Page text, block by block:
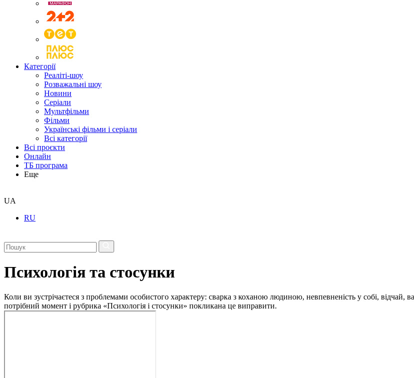
Категорії
Реаліті-шоу
Розважальні шоу
Новини
Серіали
Мультфільми
Фільми
Українські фільми і серіали
Всі категорії
Всі проєкти
Онлайн
ТБ програма
Еще
UA
RU
Психологія та стосунки
Коли ви зустрічаєтеся з проблемами особистого характеру: сварка з коханою людиною, невпевненість у собі,
потрібний момент і рубрика «Психологія і стосунки» покликана це виправити.